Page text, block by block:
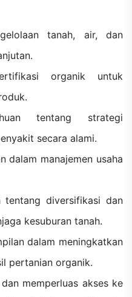
tanah, air, dan
organik untuk
tentang strategi
secara alami.
dalam manajemen usaha
tentang diversifikasi dan
kesuburan tanah.
dalam meningkatkan
pertanian organik.
memperluas akses ke